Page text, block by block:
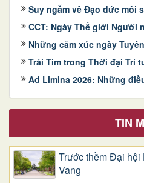
Suy ngẫm về Đạo đức môi
CCT: Ngày Thế giới Người
Những cảm xúc ngày
Trái Tim trong Thời đại Trí
Ad Limina 2026: Những
TIN
Trước thềm Đại
Vang